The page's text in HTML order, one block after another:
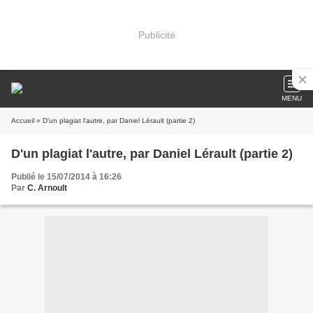
Publicité
MENU
Accueil » D'un plagiat l'autre, par Daniel Lérault (partie 2)
D'un plagiat l'autre, par Daniel Lérault (partie 2)
Publié le 15/07/2014 à 16:26
Par C. Arnoult